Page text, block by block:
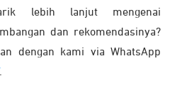
lebih lanjut mengenai
dan rekomendasinya?
dengan kami via WhatsApp
.